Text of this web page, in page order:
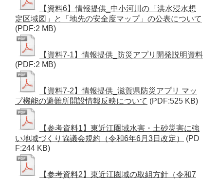
【資料6】情報提供_中小河川の「洪水浸水想
定区域図」と「地先の安全度マップ」の公表について
(PDF:2 MB)
【資料7-1】情報提供_防災アプリ開発説明資料
(PDF:2 MB)
【資料7-2】情報提供_滋賀県防災アプリ マッ
プ機能の避難所開設情報反映について (PDF:525 KB)
【参考資料1】東近江圏域水害・土砂災害に強
い地域づくり協議会規約（令和6年6月3日改定）
(PD
F:244 KB)
【参考資料2】東近江圏域の取組方針（令和7